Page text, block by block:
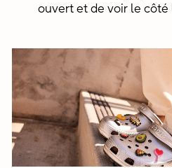
ouvert et de voir le